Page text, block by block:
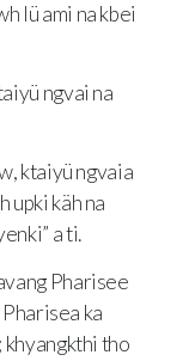
lü ami na kbei
ngvai na
ktaiyü ngvaia
upki käh na
a ti.
Pharisee
ka
khyangkthi tho